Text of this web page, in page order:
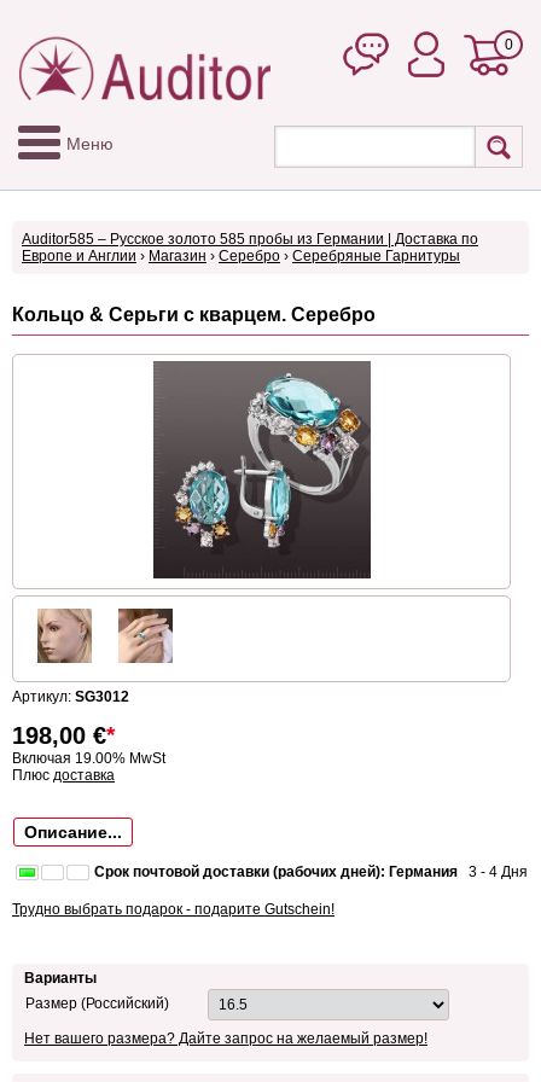
0
Меню
Auditor585 – Русское золото 585 пробы из Германии | Доставка по
Европе и Англии › Магазин › Серебро › Серебряные Гарнитуры
Кольцо & Серьги с кварцем. Серебро
Артикул: SG3012
198,00 €*
Включая 19.00% MwSt
Плюс доставка
Описание...
Срок почтовой доставки (рабочих дней): Германия 3 - 4 Дня
Трудно выбрать подарок - подарите Gutschein!
Варианты
Размер (Российский)
Нет вашего размера? Дайте запрос на желаемый размер!